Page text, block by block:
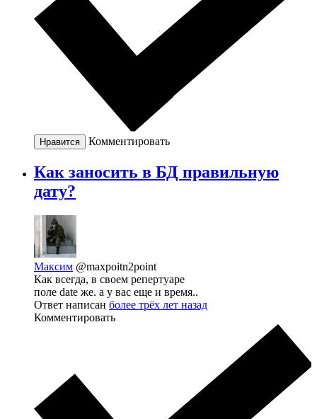
Нравится Комментировать
Как заносить в БД правильную
дату?
Максим @maxpoitn2point
Как всегда, в своем репертуаре
поле date же. а у вас еще и время..
Ответ написан более трёх лет назад
Комментировать